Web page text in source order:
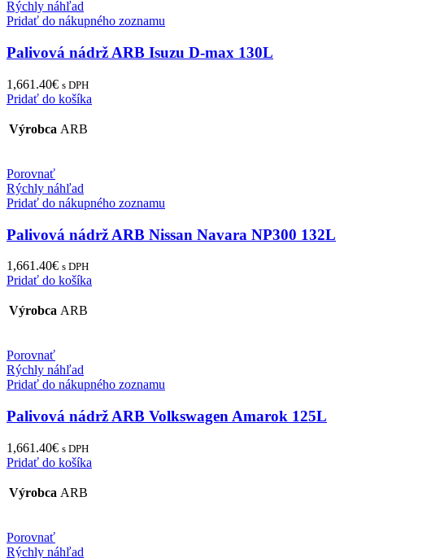
Rýchly náhľad
Pridať do nákupného zoznamu
Palivová nádrž ARB Isuzu D-max 130L
1,661.40€ s DPH
Pridať do košíka
Výrobca ARB
Porovnať
Rýchly náhľad
Pridať do nákupného zoznamu
Palivová nádrž ARB Nissan Navara NP300 132L
1,661.40€ s DPH
Pridať do košíka
Výrobca ARB
Porovnať
Rýchly náhľad
Pridať do nákupného zoznamu
Palivová nádrž ARB Volkswagen Amarok 125L
1,661.40€ s DPH
Pridať do košíka
Výrobca ARB
Porovnať
Rýchly náhľad